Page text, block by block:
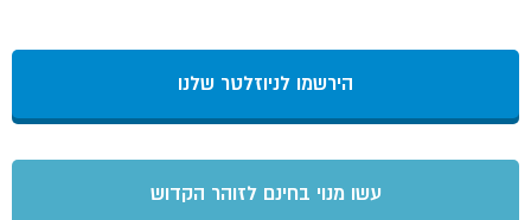
הירשמו לניוזלטר שלנו
עשו מנוי בחינם לזוהר הקדוש